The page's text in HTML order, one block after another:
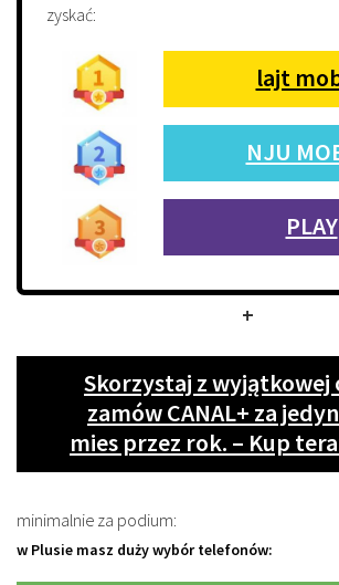
zyskać:
lajt
NJU
PLAY
+
Skorzystaj z
zamów CANAL+ za
mies przez rok. – Kup
minimalnie za podium:
w Plusie masz duży wybór telefonów: